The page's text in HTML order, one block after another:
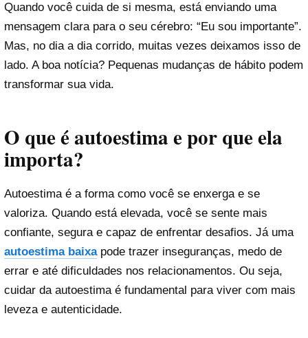
Quando você cuida de si mesma, está enviando uma
mensagem clara para o seu cérebro: “Eu sou importante”.
Mas, no dia a dia corrido, muitas vezes deixamos isso de
lado. A boa notícia? Pequenas mudanças de hábito podem
transformar sua vida.
O que é autoestima e por que ela
importa?
Autoestima é a forma como você se enxerga e se
valoriza. Quando está elevada, você se sente mais
confiante, segura e capaz de enfrentar desafios. Já uma
autoestima baixapode trazer inseguranças, medo de
errar e até dificuldades nos relacionamentos. Ou seja,
cuidar da autoestima é fundamental para viver com mais
leveza e autenticidade.